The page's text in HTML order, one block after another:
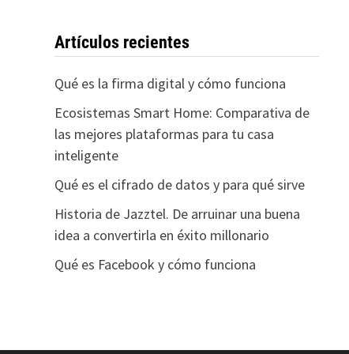
Artículos recientes
Qué es la firma digital y cómo funciona
Ecosistemas Smart Home: Comparativa de
las mejores plataformas para tu casa
inteligente
Qué es el cifrado de datos y para qué sirve
Historia de Jazztel. De arruinar una buena
idea a convertirla en éxito millonario
Qué es Facebook y cómo funciona